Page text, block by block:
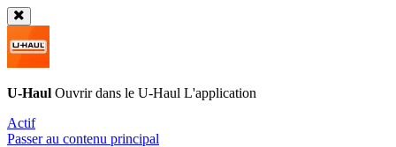
U-Haul Ouvrir dans le U-Haul L'application
Actif
Passer au contenu principal